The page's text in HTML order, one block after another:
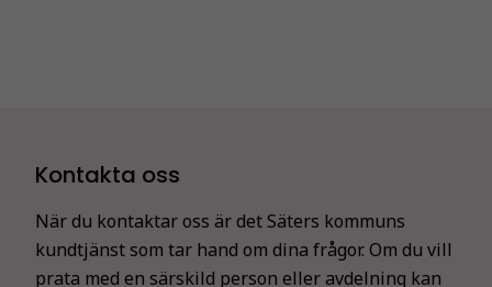
Kontakta oss
När du kontaktar oss är det Säters kommuns
kundtjänst som tar hand om dina frågor. Om du vill
prata med en särskild person eller avdelning kan